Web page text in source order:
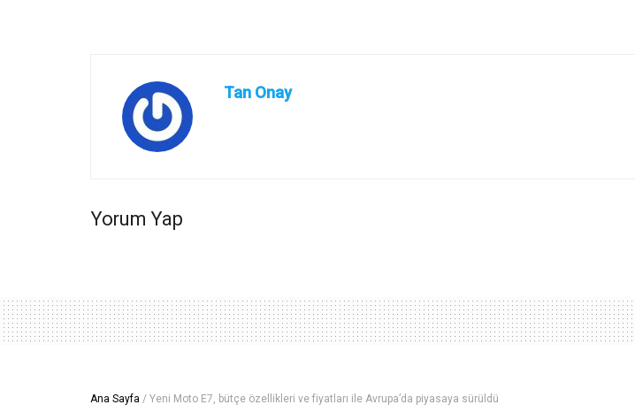
Tan Onay
Yorum Yap
Ana Sayfa / Yeni Moto E7, bütçe özellikleri ve fiyatları ile Avrupa’da piyasaya sürüldü